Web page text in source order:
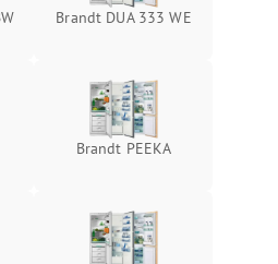
Brandt DUA 333 WE
Brandt PEEKA